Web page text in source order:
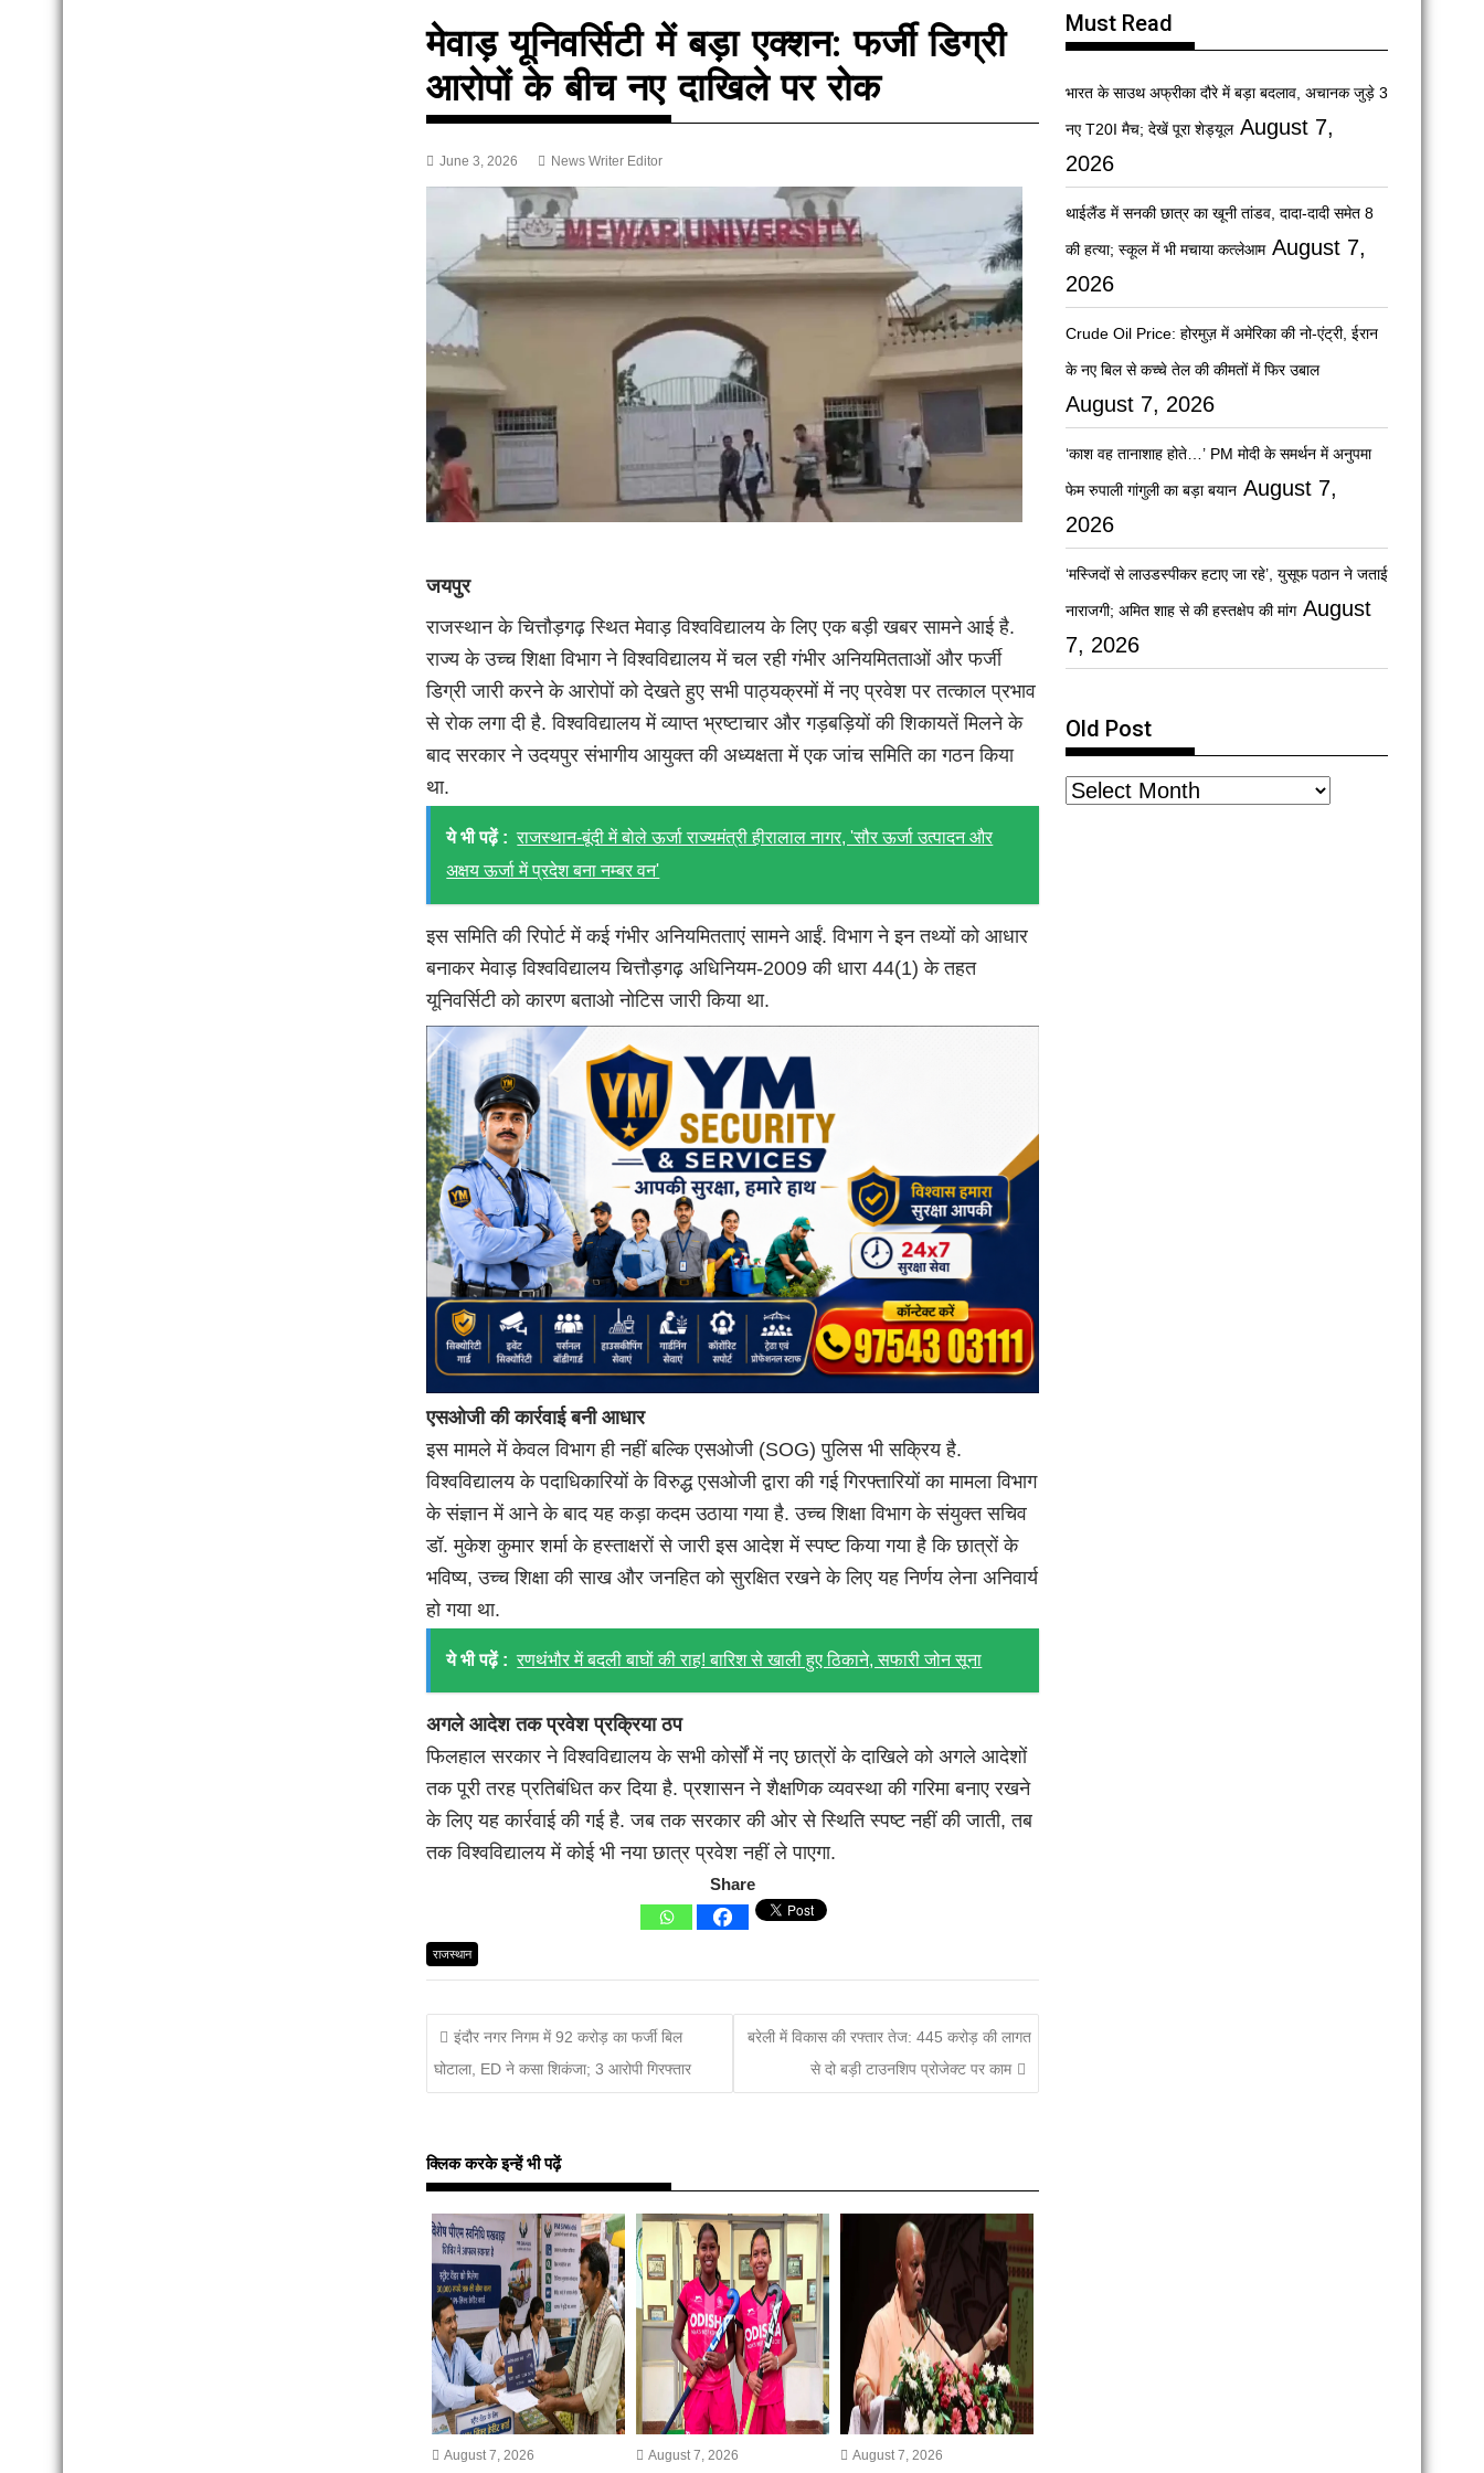
मेवाड़ यूनिवर्सिटी में बड़ा एक्शन: फर्जी डिग्री
आरोपों के बीच नए दाखिले पर रोक
June 3, 2026 News Writer Editor
जयपुर
राजस्थान के चित्तौड़गढ़ स्थित मेवाड़ विश्वविद्यालय के लिए एक बड़ी खबर सामने आई है.
राज्य के उच्च शिक्षा विभाग ने विश्वविद्यालय में चल रही गंभीर अनियमितताओं और फर्जी
डिग्री जारी करने के आरोपों को देखते हुए सभी पाठ्यक्रमों में नए प्रवेश पर तत्काल प्रभाव
से रोक लगा दी है. विश्वविद्यालय में व्याप्त भ्रष्टाचार और गड़बड़ियों की शिकायतें मिलने के
बाद सरकार ने उदयपुर संभागीय आयुक्त की अध्यक्षता में एक जांच समिति का गठन किया
था.
ये भी पढ़ें : राजस्थान-बूंदी में बोले ऊर्जा राज्यमंत्री हीरालाल नागर, 'सौर ऊर्जा उत्‍पादन और
अक्षय ऊर्जा में प्रदेश बना नम्‍बर वन'
इस समिति की रिपोर्ट में कई गंभीर अनियमितताएं सामने आईं. विभाग ने इन तथ्यों को आधार
बनाकर मेवाड़ विश्वविद्यालय चित्तौड़गढ़ अधिनियम-2009 की धारा 44(1) के तहत
यूनिवर्सिटी को कारण बताओ नोटिस जारी किया था.
एसओजी की कार्रवाई बनी आधार
इस मामले में केवल विभाग ही नहीं बल्कि एसओजी (SOG) पुलिस भी सक्रिय है.
विश्वविद्यालय के पदाधिकारियों के विरुद्ध एसओजी द्वारा की गई गिरफ्तारियों का मामला विभाग
के संज्ञान में आने के बाद यह कड़ा कदम उठाया गया है. उच्च शिक्षा विभाग के संयुक्त सचिव
डॉ. मुकेश कुमार शर्मा के हस्ताक्षरों से जारी इस आदेश में स्पष्ट किया गया है कि छात्रों के
भविष्य, उच्च शिक्षा की साख और जनहित को सुरक्षित रखने के लिए यह निर्णय लेना अनिवार्य
हो गया था.
ये भी पढ़ें : रणथंभौर में बदली बाघों की राह! बारिश से खाली हुए ठिकाने, सफारी जोन सूना
अगले आदेश तक प्रवेश प्रक्रिया ठप
फिलहाल सरकार ने विश्वविद्यालय के सभी कोर्सों में नए छात्रों के दाखिले को अगले आदेशों
तक पूरी तरह प्रतिबंधित कर दिया है. प्रशासन ने शैक्षणिक व्यवस्था की गरिमा बनाए रखने
के लिए यह कार्रवाई की गई है. जब तक सरकार की ओर से स्थिति स्पष्ट नहीं की जाती, तब
तक विश्वविद्यालय में कोई भी नया छात्र प्रवेश नहीं ले पाएगा.
Share
राजस्थान
इंदौर नगर निगम में 92 करोड़ का फर्जी बिल
घोटाला, ED ने कसा शिकंजा; 3 आरोपी गिरफ्तार
बरेली में विकास की रफ्तार तेज: 445 करोड़ की लागत
से दो बड़ी टाउनशिप प्रोजेक्ट पर काम
क्लिक करके इन्हें भी पढ़ें
August 7, 2026 August 7, 2026 August 7, 2026
Must Read
भारत के साउथ अफ्रीका दौरे में बड़ा बदलाव, अचानक जुड़े 3
नए T20I मैच; देखें पूरा शेड्यूल August 7,
2026
थाईलैंड में सनकी छात्र का खूनी तांडव, दादा-दादी समेत 8
की हत्या; स्कूल में भी मचाया कत्लेआम August 7,
2026
Crude Oil Price: होरमुज़ में अमेरिका की नो-एंट्री, ईरान
के नए बिल से कच्चे तेल की कीमतों में फिर उबाल
August 7, 2026
‘काश वह तानाशाह होते…’ PM मोदी के समर्थन में अनुपमा
फेम रुपाली गांगुली का बड़ा बयान August 7,
2026
‘मस्जिदों से लाउडस्पीकर हटाए जा रहे’, युसूफ पठान ने जताई
नाराजगी; अमित शाह से की हस्तक्षेप की मांग August
7, 2026
Old Post